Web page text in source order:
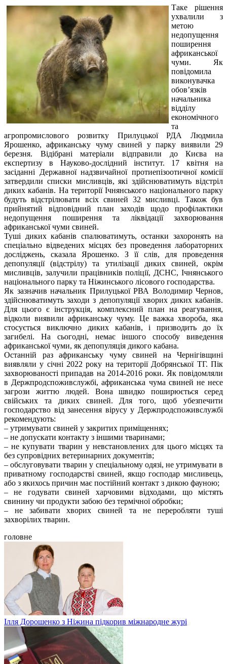
Таке рішення
ухвалили з
метою
недопущення
поширення
африканської
чуми. Як
повідомила
виконувачка
обов’язків
начальника
відділу
економічного
та
агропромислового розвитку Прилуцької РДА Людмила
Ярошенко, африканську чуму свиней у парку виявили 29
березня. Відібрані матеріали відправили до Києва на
експертизу в Науково-дослідний інститут. 17 квітня на
засіданні Державної надзвичайної протиепізоотичної комісії
затвердили списки мисливців, які здійснюватимуть відстріл
диких кабанів. На території Ічнянського національного парку
будуть відстрілювати всіх свиней 32 мисливці. Також був
прийнятий відповідний план заходів щодо профілактики
недопущення поширення та ліквідації захворювання
африканської чуми свиней.
Туші диких кабанів спалюватимуть, останки захоронять на
спеціально відведених місцях без проведення лабораторних
досліджень, сказала Ярошенко. З її слів, для проведення
депопуляції (відстрілу) та утилізації диких свиней, окрім
мисливців, залучили працівників поліції, ДСНС, Ічнянського
національного парку та Ніжинського лісового господарства.
Як зазначив начальник Прилуцької РВА Володимир Чернов,
здійснюватимуть заходи з депопуляції хворих диких кабанів.
Для цього є інструкція, комплексний план на реагування,
відколи виявили африканську чуму. Це важка хвороба, яка
стосується виключно диких кабанів, і призводить до їх
загибелі. На сьогодні, немає іншого способу виведення
африканської чуми, як депопуляція дикого кабана.
Останній раз африканську чуму свиней на Чернігівщині
виявляли у січні 2022 року на території Добрянської ТГ. Пік
захворюваності припадав на 2014-2016 роки. Як повідомляли
в Держпродспоживслужбі, африканська чума свиней не несе
загрози життю людей. Вона швидко поширюється серед
свійських та диких свиней. Для того, щоб убезпечити
господарство від занесення вірусу у Держпродспоживслужбі
рекомендують:
– утримувати свиней у закритих приміщеннях;
– не допускати контакту з іншими тваринами;
– не купувати тварин у невстановлених для цього місцях та
без супровідних ветеринарних документів;
– обслуговувати тварин у спеціальному одязі, не утримувати в
приватному господарстві свиней, якщо господар мисливець,
або з якихось причин має постійний контакт з дикою фауною;
– не годувати свиней харчовими відходами, що містять
свинину чи продукти забою без термічної обробки;
– не забивати хворих свиней та не переробляти туші
захворілих тварин.
головне
Ілля Дорошенко з Ніжина підкорив міжнародне журі